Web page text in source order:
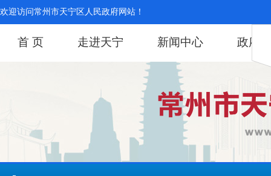
欢迎访问常州市天宁区人民政府网站！
首 页 走进天宁 新闻中心 政府